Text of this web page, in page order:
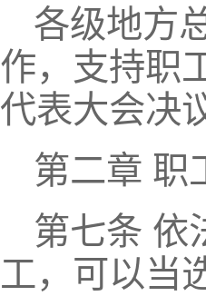
各级地方
作，支持职
代表大会决
第二章 职
第七条 依
工，可以当